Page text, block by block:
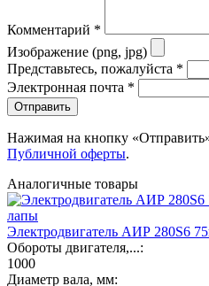
Комментарий *
Изображение (png, jpg)
Представьтесь, пожалуйста *
Электронная почта *
Отправить
Нажимая на кнопку
Публичной оферты.
Аналогичные товары
Электродвигатель АИР 280S6
Обороты двигателя,...:
1000
Диаметр вала, мм: